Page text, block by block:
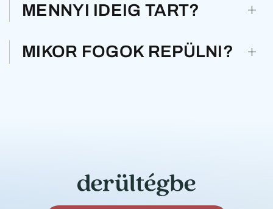
MENNYI IDEIG TART?
MIKOR FOGOK REPÜLNI?